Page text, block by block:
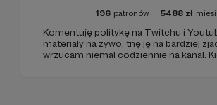
196 patronów 5488 zł
Komentuję politykę na Twitchu i
materiały na żywo, tnę ję na bardziej
wrzucam niemal codziennie na kanał. Kiedy nie